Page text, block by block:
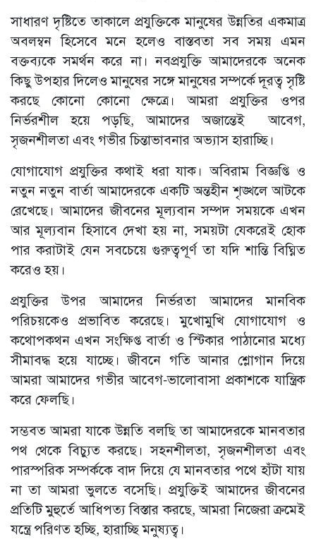
সাধারণ দৃষ্টিতে তাকালে প্রযুক্তিকে মানুষের উন্নতির একমাত্র
অবলম্বন হিসেবে মনে হলেও বাস্তবতা সব সময় এমন
বক্তব্যকে সমর্থন করে না। নবপ্রযুক্তি আমাদেরকে অনেক
কিছু উপহার দিলেও মানুষের সঙ্গে মানুষের সম্পর্কে দূরত্ব সৃষ্টি
করছে কোনো কোনো ক্ষেত্রে। আমরা প্রযুক্তির ওপর
নির্ভরশীল হয়ে পড়ছি, আমাদের অজান্তেই আবেগ,
সৃজনশীলতা এবং গভীর চিন্তাভাবনার অভ্যাস হারাচ্ছি।
যোগাযোগ প্রযুক্তির কথাই ধরা যাক। অবিরাম বিজ্ঞপ্তি ও
নতুন নতুন বার্তা আমাদেরকে একটি অন্তহীন শৃঙ্খলে আটকে
রেখেছে। আমাদের জীবনের মূল্যবান সম্পদ সময়কে এখন
আর মূল্যবান হিসাবে দেখা হয় না, সময়টা যেকরেই হোক
পার করাটাই যেন সবচেয়ে গুরুত্বপূর্ণ তা যদি শান্তি বিঘ্নিত
করেও হয়।
প্রযুক্তির উপর আমাদের নির্ভরতা আমাদের মানবিক
পরিচয়কেও প্রভাবিত করেছে। মুখোমুখি যোগাযোগ ও
কথোপকথন এখন সংক্ষিপ্ত বার্তা ও স্টিকার পাঠানোর মধ্যে
সীমাবদ্ধ হয়ে যাচ্ছে। জীবনে গতি আনার শ্লোগান দিয়ে
আমরা আমাদের গভীর আবেগ-ভালোবাসা প্রকাশকে যান্ত্রিক
করে ফেলছি।
সম্ভবত আমরা যাকে উন্নতি বলছি তা আমাদেরকে মানবতার
পথ থেকে বিচ্যুত করছে। সহনশীলতা, সৃজনশীলতা এবং
পারস্পরিক সম্পর্ককে বাদ দিয়ে যে মানবতার পথে হাঁটা যায়
না তা আমরা ভুলতে বসেছি। প্রযুক্তিই আমাদের জীবনের
প্রতিটি মুহুর্তে আধিপত্য বিস্তার করছে, আমরা নিজেরা ক্রমেই
যন্ত্রে পরিণত হচ্ছি, হারাচ্ছি মনুষ্যত্ব।